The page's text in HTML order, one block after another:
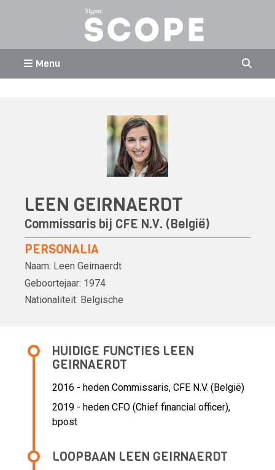
Menu
LEEN GEIRNAERDT
Commissaris bij CFE N.V. (België)
PERSONALIA
Naam: Leen Geirnaerdt
Geboortejaar: 1974
Nationaliteit: Belgische
HUIDIGE FUNCTIES LEEN
GEIRNAERDT
2016 - heden Commissaris, CFE N.V. (België)
2019 - heden CFO (Chief financial officer),
bpost
LOOPBAAN LEEN GEIRNAERDT